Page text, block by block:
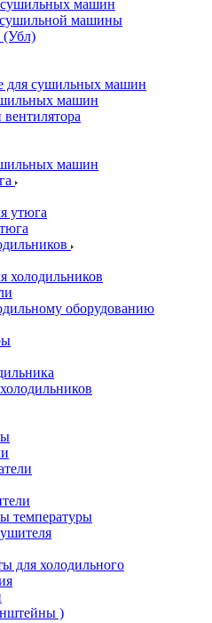
сушильных машин
сушильной машины
(Убл)
для сушильных машин
машин
машин
утюга
холодильников
оборудованию
температуры
для холодильного
)